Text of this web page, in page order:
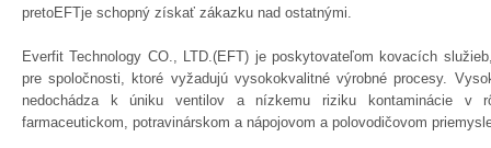
pretoEFTje schopný získať zákazku nad ostatnými.
Everfit Technology CO., LTD.(EFT) je poskytovateľom kovacích
pre spoločnosti, ktoré vyžadujú vysokokvalitné výrobné procesy.
nedochádza k úniku ventilov a nízkemu riziku kontaminácie v
farmaceutickom, potravinárskom a nápojovom a polovodičovom